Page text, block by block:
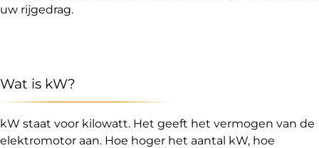
uw rijgedrag.
Wat is kW?
kW staat voor kilowatt. Het geeft het vermogen van de
elektromotor aan. Hoe hoger het aantal kW, hoe